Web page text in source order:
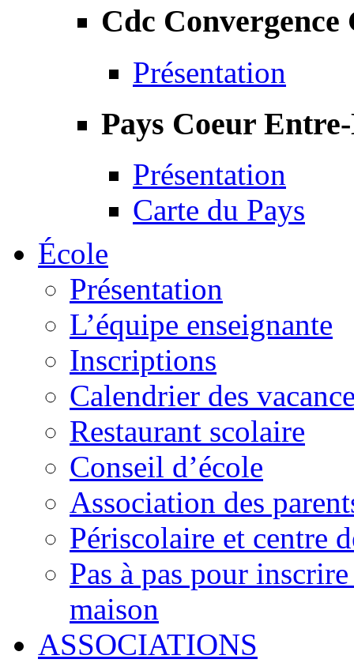
Cdc Convergence
Présentation
Pays Coeur
Présentation
Carte du Pays
École
Présentation
L’équipe enseignante
Inscriptions
Calendrier des
Restaurant scolaire
Conseil d’école
Association des
Périscolaire et centre
Pas à pas pour
maison
ASSOCIATIONS